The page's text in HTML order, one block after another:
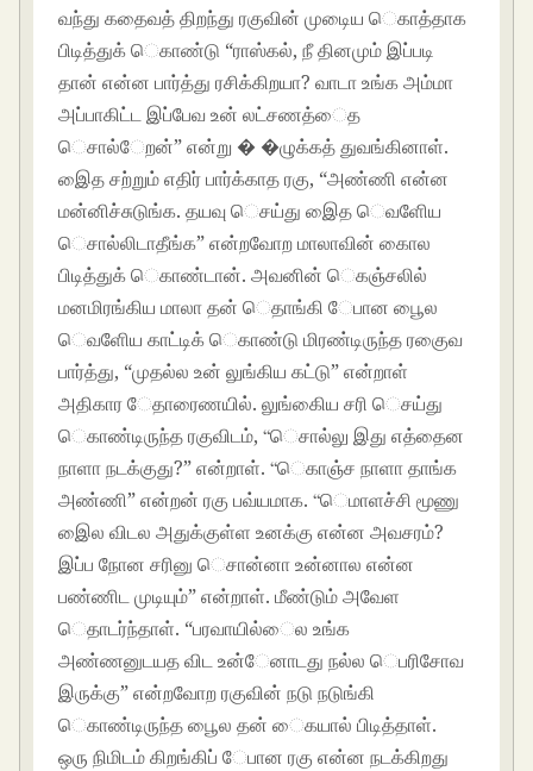
வந்து கதைவத் திறந்து ரகுவின் முடிைய ெகாத்தாக
பிடித்துக் ெகாண்டு “ராஸ்கல், நீ தினமும் இப்படி
தான் என்ன பார்த்து ரசிக்கிறயா? வாடா உங்க அம்மா
அப்பாகிட்ட இப்பேவ உன் லட்சணத்ைத
ெசால்ேறன்” என்று � �ழுக்கத் துவங்கினாள்.
இைத சற்றும் எதிர் பார்க்காத ரகு, “அண்ணி என்ன
மன்னிச்சுடுங்க. தயவு ெசய்து இைத ெவளிேய
ெசால்லிடாதீங்க” என்றவாேற மாலாவின் காைல
பிடித்துக் ெகாண்டான். அவனின் ெகஞ்சலில்
மனமிரங்கிய மாலா தன் ெதாங்கி ேபான பூைல
ெவளிேய காட்டிக் ெகாண்டு மிரண்டிருந்த ரகுைவ
பார்த்து, “முதல்ல உன் லுங்கிய கட்டு” என்றாள்
அதிகார ேதாரைணயில். லுங்கிைய சரி ெசய்து
ெகாண்டிருந்த ரகுவிடம், “ெசால்லு இது எத்தைன
நாளா நடக்குது?” என்றாள். “ெகாஞ்ச நாளா தாங்க
அண்ணி” என்றன் ரகு பவ்யமாக. “ெமாளச்சி மூணு
இைல விடல அதுக்குள்ள உனக்கு என்ன அவசரம்?
இப்ப நாேன சரினு ெசான்னா உன்னால என்ன
பண்ணிட முடியும்” என்றாள். மீண்டும் அவேள
ெதாடர்ந்தாள். “பரவாயில்ைல உங்க
அண்ணனுடயத விட உன்ேனாடது நல்ல ெபரிசாேவ
இருக்கு” என்றவாேற ரகுவின் நடு நடுங்கி
ெகாண்டிருந்த பூைல தன் ைகயால் பிடித்தாள்.
ஒரு நிமிடம் கிறங்கிப் ேபான ரகு என்ன நடக்கிறது